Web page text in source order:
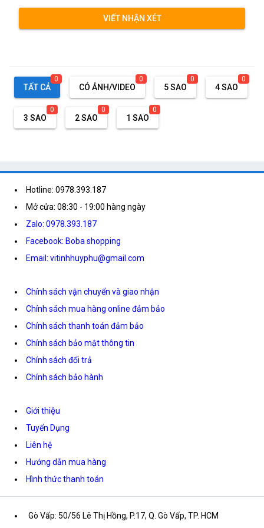
VIẾT NHẬN XÉT
TẤT CẢ
0
CÓ ẢNH/VIDEO
0
5 SAO
0
4 SAO
0
3 SAO
0
2 SAO
0
1 SAO
0
Hotline: 0978.393.187
Mở cửa: 08:30 - 19:00 hàng ngày
Zalo: 0978.393.187
Facebook: Boba shopping
Email: vitinhhuyphu@gmail.com
Chính sách vận chuyển và giao nhận
Chính sách mua hàng online đảm bảo
Chính sách thanh toán đảm bảo
Chính sách bảo mật thông tin
Chính sách đổi trả
Chính sách bảo hành
Giới thiệu
Tuyển Dụng
Liên hệ
Hướng dẫn mua hàng
Hình thức thanh toán
Gò Vấp: 50/56 Lê Thị Hồng, P.17, Q. Gò Vấp, TP. HCM